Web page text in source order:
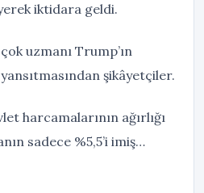
iktidara geldi.
uzmanı Trump’ın
şikâyetçiler.
harcamalarının ağırlığı
sadece %5,5’i imiş…